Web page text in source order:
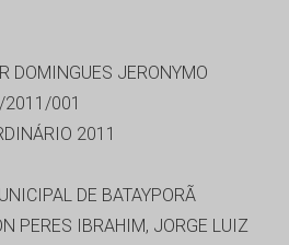
DOMINGUES JERONYMO
001
2011
DE BATAYPORÃ
PERES IBRAHIM, JORGE LUIZ